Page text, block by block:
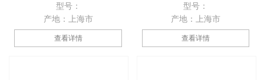
型号：
产地：上海市
查看详情
型号：
产地：上海市
查看详情